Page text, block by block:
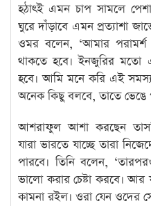
হঠাৎই এমন চাপ সামলে
ঘুরে দাঁড়াবে এমন প্রত্যাশা
ওমর বলেন, ‘আমার পরামর্শ
থাকতে হবে। ইনজুরির মতো
হবে। আমি মনে করি এই
অনেক কিছু বলবে, তাতে ভেঙে
আশরাফুল আশা করছেন
যারা ভারতে যাচ্ছে তারা
পারবে। তিনি বলেন,
ভালো করার চেষ্টা করবে। আর
কামনা রইল। ওরা যেন ওদের